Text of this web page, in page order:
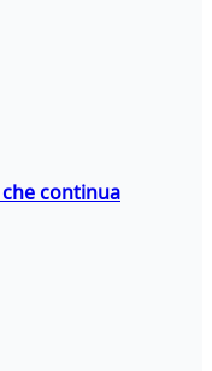
continua